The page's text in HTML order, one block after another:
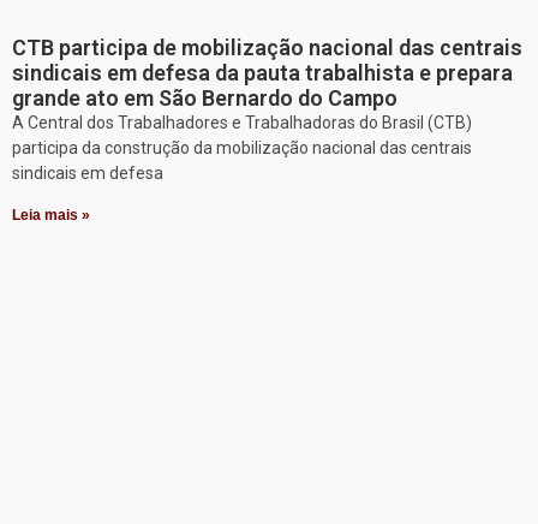
CTB participa de mobilização nacional das centrais
sindicais em defesa da pauta trabalhista e prepara
grande ato em São Bernardo do Campo
A Central dos Trabalhadores e Trabalhadoras do Brasil (CTB)
participa da construção da mobilização nacional das centrais
sindicais em defesa
Leia mais »